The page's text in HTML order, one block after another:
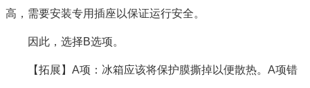
高，需要安装专用插座以保证运行安全。
因此，选择B选项。
【拓展】A项：冰箱应该将保护膜撕掉以便散热。A项错